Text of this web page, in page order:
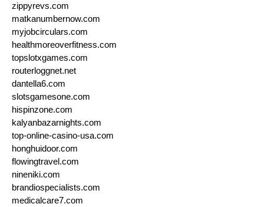
zippyrevs.com
matkanumbernow.com
myjobcirculars.com
healthmoreoverfitness.com
topslotxgames.com
routerloggnet.net
dantella6.com
slotsgamesone.com
hispinzone.com
kalyanbazarnights.com
top-online-casino-usa.com
honghuidoor.com
flowingtravel.com
nineniki.com
brandiospecialists.com
medicalcare7.com